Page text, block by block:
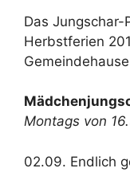
Das Jungschar-
Herbstferien
Montags von
02.09. Endlich